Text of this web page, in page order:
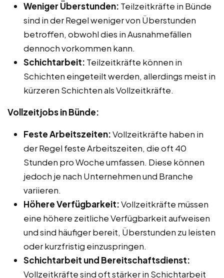
Weniger Überstunden: Teilzeitkräfte in Bünde
sind in der Regel weniger von Überstunden
betroffen, obwohl dies in Ausnahmefällen
dennoch vorkommen kann.
Schichtarbeit: Teilzeitkräfte können in
Schichten eingeteilt werden, allerdings meist in
kürzeren Schichten als Vollzeitkräfte.
Vollzeitjobs in Bünde:
Feste Arbeitszeiten:Vollzeitkräfte haben in
der Regel feste Arbeitszeiten, die oft 40
Stunden pro Woche umfassen. Diese können
jedoch je nach Unternehmen und Branche
variieren.
Höhere Verfügbarkeit:Vollzeitkräfte müssen
eine höhere zeitliche Verfügbarkeit aufweisen
und sind häufiger bereit, Überstunden zu leisten
oder kurzfristig einzuspringen.
Schichtarbeit und Bereitschaftsdienst:
Vollzeitkräfte sind oft stärker in Schichtarbeit